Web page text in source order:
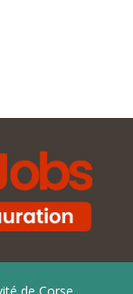
de Corse